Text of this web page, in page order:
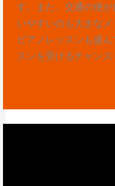
す。また、交通の便
いやすいのも大きな
ピアノレッスンも盛
スンを受けるチャンス